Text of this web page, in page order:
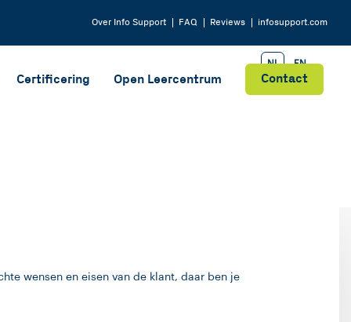
NL EN
Certificering Open Leercentrum Contact
Over Info Support FAQ Reviews infosupport.com
wensen en eisen van de klant, daar ben je